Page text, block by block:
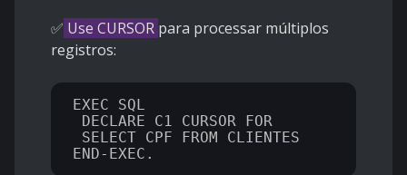
✅ Use CURSOR para processar múltiplos
registros:
EXEC SQL